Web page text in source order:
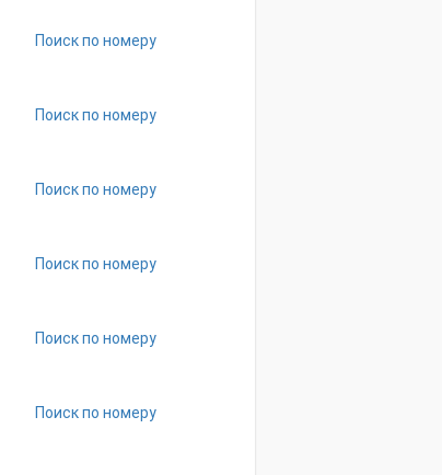
Поиск по номеру
Поиск по номеру
Поиск по номеру
Поиск по номеру
Поиск по номеру
Поиск по номеру